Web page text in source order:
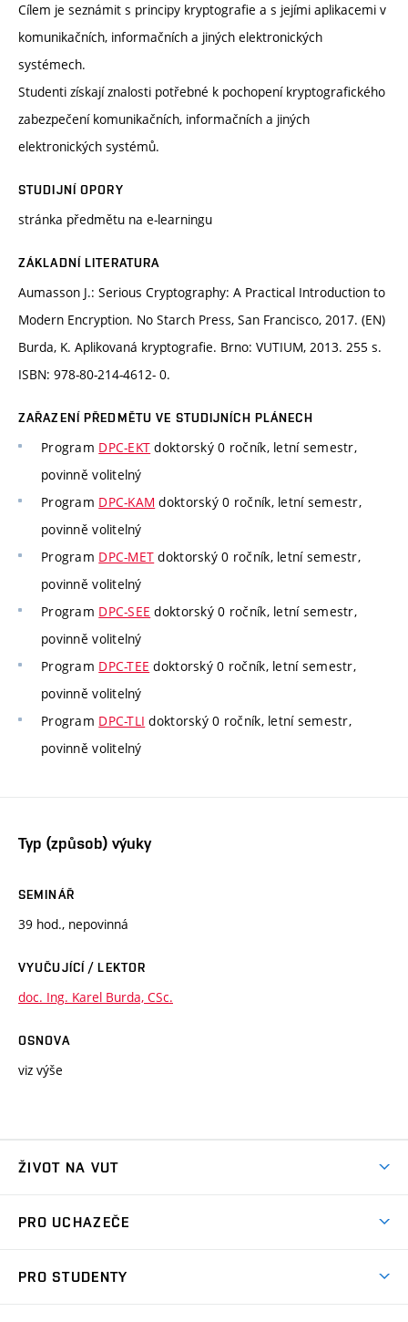
Cílem je seznámit s principy kryptografie a s jejími aplikacemi v
komunikačních, informačních a jiných elektronických
systémech.
Studenti získají znalosti potřebné k pochopení kryptografického
zabezpečení komunikačních, informačních a jiných
elektronických systémů.
STUDIJNÍ OPORY
stránka předmětu na e-learningu
ZÁKLADNÍ LITERATURA
Aumasson J.: Serious Cryptography: A Practical Introduction to
Modern Encryption. No Starch Press, San Francisco, 2017. (EN)
Burda, K. Aplikovaná kryptografie. Brno: VUTIUM, 2013. 255 s.
ISBN: 978-80-214-4612- 0.
ZAŘAZENÍ PŘEDMĚTU VE STUDIJNÍCH PLÁNECH
Program DPC-EKT doktorský 0 ročník, letní semestr,
povinně volitelný
Program DPC-KAM doktorský 0 ročník, letní semestr,
povinně volitelný
Program DPC-MET doktorský 0 ročník, letní semestr,
povinně volitelný
Program DPC-SEE doktorský 0 ročník, letní semestr,
povinně volitelný
Program DPC-TEE doktorský 0 ročník, letní semestr,
povinně volitelný
Program DPC-TLI doktorský 0 ročník, letní semestr,
povinně volitelný
Typ (způsob) výuky
SEMINÁŘ
39 hod., nepovinná
VYUČUJÍCÍ / LEKTOR
doc. Ing. Karel Burda, CSc.
OSNOVA
viz výše
ŽIVOT NA VUT
Koleje
PRO UCHAZEČE
PRO STUDENTY